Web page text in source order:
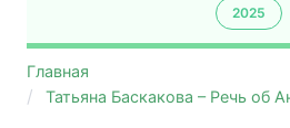
2025
Главная
Татьяна Баскакова – Речь об